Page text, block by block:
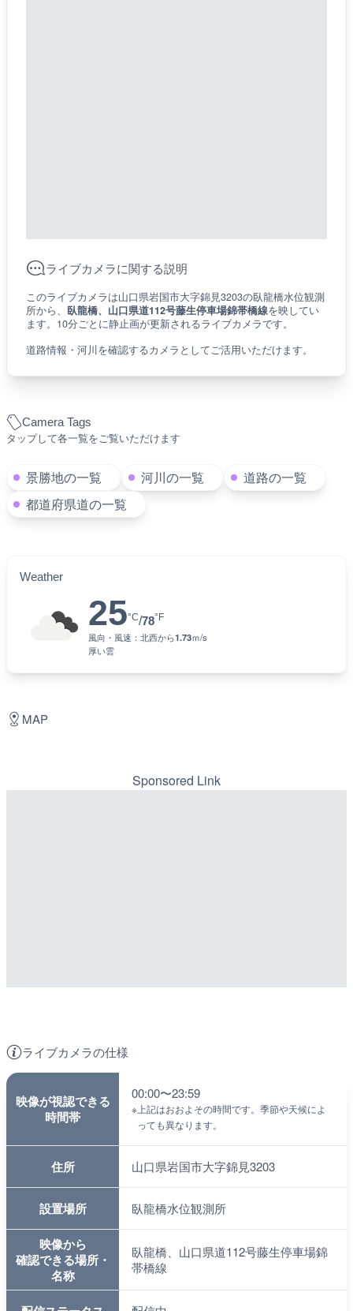
Camera Tags
タップして各一覧をご覧いただけます
景勝地の一覧 河川の一覧
道路の一覧
都道府県道の一覧
Weather
25°C/78°F
風向・風速： 北西から1.73ｍ/s
厚い雲
ライブカメラに関する説明
このライブカメラは山口県岩国市大字錦見3203の臥龍橋水位観測
所から、 臥龍橋、山口県道112号藤生停車場錦帯橋線を映してい
ます。10分ごとに静止画が更新されるライブカメラです。
道路情報・河川を確認するカメラとしてご活用いただけます。
ライブカメラの仕様
映像が視認できる
時間帯
00:00〜23:59
※ 上記はおおよその時間です。季節や天候によ
っても異なります。
住所 山口県岩国市大字錦見3203
設置場所 臥龍橋水位観測所
映像から
確認できる場所・
名称
臥龍橋、山口県道112号藤生停車場錦
帯橋線
MAP
Sponsored Link